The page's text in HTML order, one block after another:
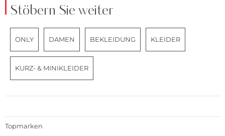
Stöbern Sie weiter
ONLY DAMEN BEKLEIDUNG KLEIDER
KURZ- & MINIKLEIDER
Topmarken